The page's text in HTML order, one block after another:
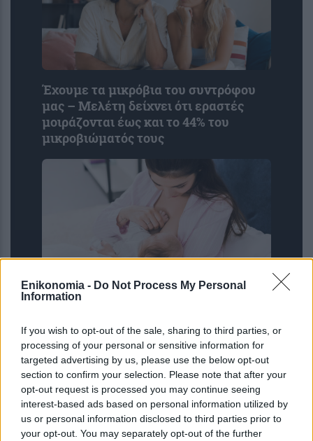
Enikonomia - Do Not Process My Personal
Information
If you wish to opt-out of the sale, sharing to third parties, or
processing of your personal or sensitive information for
targeted advertising by us, please use the below opt-out
section to confirm your selection. Please note that after your
opt-out request is processed you may continue seeing
interest-based ads based on personal information utilized by
us or personal information disclosed to third parties prior to
your opt-out. You may separately opt-out of the further
Έχουμε τα μικρόβια του συντρόφου
μας – Μελέτη δείχνει ότι εραστές
μοιράζονται έως και το 44% του
μικροβιώματός τους
επένδυση στην υγεία του παιδιού – Τα
οφέλη που διαρκούν μια ζωή